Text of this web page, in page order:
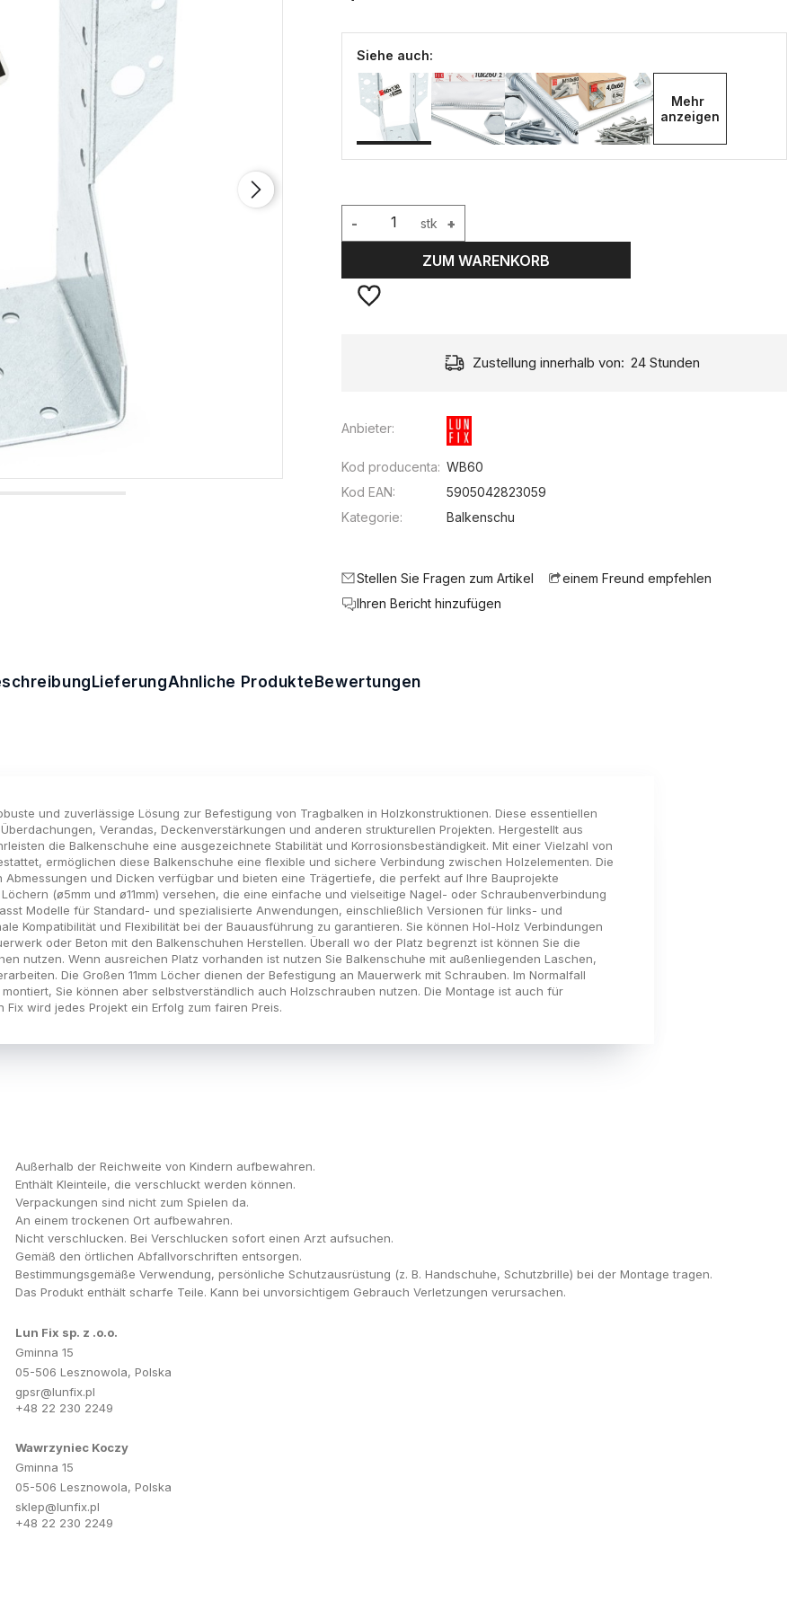
Siehe auch:
Mehr
anzeigen
stk +
-
ZUM WARENKORB
Verfügbarkeit: Zustellung innerhalb von: 24 Stunden
Anbieter:
Kod producenta: WB60
Kod EAN:
5905042823059
Kategorie:
Balkenschu
Stellen Sie Fragen zum Artikel
einem Freund empfehlen
Ihren Bericht hinzufügen
LieferungÄhnliche ProdukteBewertungen
und zuverlässige Lösung zur Befestigung von Tragbalken in Holzkonstruktionen. Diese essentiellen
Verandas, Deckenverstärkungen und anderen strukturellen Projekten. Hergestellt aus
die Balkenschuhe eine ausgezeichnete Stabilität und Korrosionsbeständigkeit. Mit einer Vielzahl von
ermöglichen diese Balkenschuhe eine flexible und sichere Verbindung zwischen Holzelementen. Die
und Dicken verfügbar und bieten eine Trägertiefe, die perfekt auf Ihre Bauprojekte
(ø5mm und ø11mm) versehen, die eine einfache und vielseitige Nagel- oder Schraubenverbindung
Modelle für Standard- und spezialisierte Anwendungen, einschließlich Versionen für links- und
Kompatibilität und Flexibilität bei der Bauausführung zu garantieren. Sie können Hol-Holz Verbindungen
oder Beton mit den Balkenschuhen Herstellen. Überall wo der Platz begrenzt ist können Sie die
nutzen. Wenn ausreichen Platz vorhanden ist nutzen Sie Balkenschuhe mit außenliegenden Laschen,
Die Großen 11mm Löcher dienen der Befestigung an Mauerwerk mit Schrauben. Im Normalfall
Sie können aber selbstverständlich auch Holzschrauben nutzen. Die Montage ist auch für
wird jedes Projekt ein Erfolg zum fairen Preis.
Außerhalb der Reichweite von Kindern aufbewahren.
Enthält Kleinteile, die verschluckt werden können.
Verpackungen sind nicht zum Spielen da.
An einem trockenen Ort aufbewahren.
Nicht verschlucken. Bei Verschlucken sofort einen Arzt aufsuchen.
Gemäß den örtlichen Abfallvorschriften entsorgen.
Bestimmungsgemäße Verwendung, persönliche Schutzausrüstung (z. B. Handschuhe, Schutzbrille) bei der Montage tragen.
Das Produkt enthält scharfe Teile. Kann bei unvorsichtigem Gebrauch Verletzungen verursachen.
Lun Fix sp. z .o.o.
Gminna 15
05-506 Lesznowola, Polska
gpsr@lunfix.pl
+48 22 230 2249
Wawrzyniec Koczy
Gminna 15
05-506 Lesznowola, Polska
sklep@lunfix.pl
+48 22 230 2249